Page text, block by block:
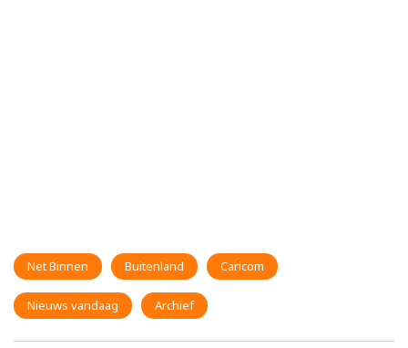
Net Binnen Buitenland Caricom
Nieuws vandaag Archief